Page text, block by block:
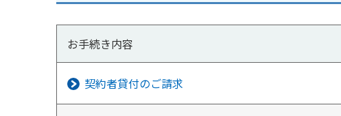
お手続き内容
契約者貸付のご請求